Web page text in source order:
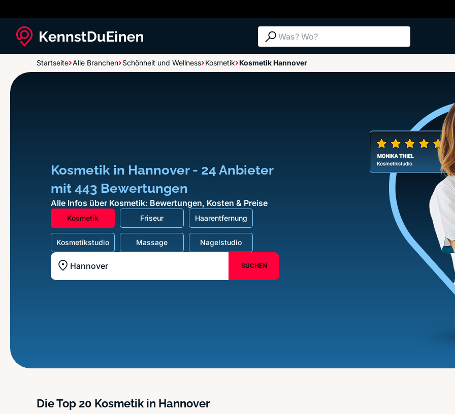
Suche: Was? Wo?
Startseite Alle Branchen Schönheit und Wellness Kosmetik Kosmetik Hannover
Kosmetik in Hannover - 24 Anbieter
mit 443 Bewertungen
Alle Infos über Kosmetik: Bewertungen, Kosten & Preise
Kosmetik Friseur Haarentfernung
Kosmetikstudio Massage Nagelstudio
Standort z.B. Frankfurt am Main
SUCHEN
Die Top 20 Kosmetik in Hannover